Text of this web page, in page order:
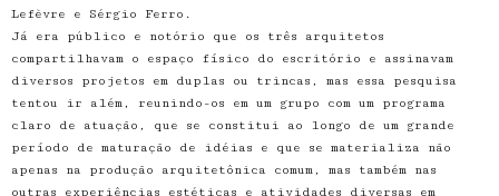
Lefèvre e Sérgio Ferro.
Já era público e notório que os três arquitetos
compartilhavam o espaço físico do escritório e assinavam
diversos projetos em duplas ou trincas, mas essa pesquisa
tentou ir além, reunindo-os em um grupo com um programa
claro de atuação, que se constitui ao longo de um grande
período de maturação de idéias e que se materializa não
apenas na produção arquitetônica comum, mas também nas
outras experiências estéticas e atividades diversas em